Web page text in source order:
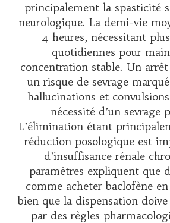
principalement la spasticité
neurologique. La demi-vie
4 heures, nécessitant
quotidiennes pour
concentration stable. Un
un risque de sevrage
hallucinations et
nécessité d’un sevrage
L’élimination étant
réduction posologique est
d’insuffisance rénale
paramètres expliquent que
comme acheter baclofène
bien que la dispensation
par des règles